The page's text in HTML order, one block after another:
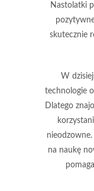
Nastolatki
skutecznie
W
technologie
Dlatego
na naukę